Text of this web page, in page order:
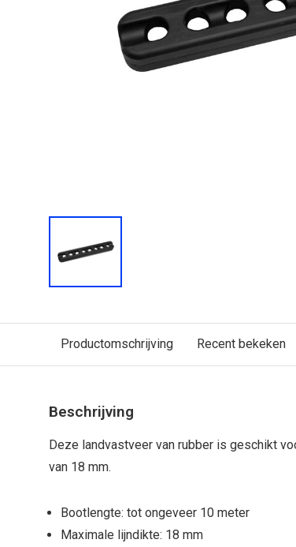
Productomschrijving Recent bekeken
Beschrijving
Deze landvastveer van rubber is geschikt
van 18 mm.
Bootlengte: tot ongeveer 10 meter
Maximale lijndikte: 18 mm